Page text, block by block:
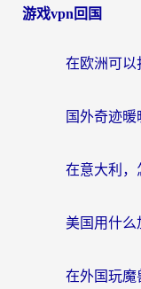
游戏vpn回国